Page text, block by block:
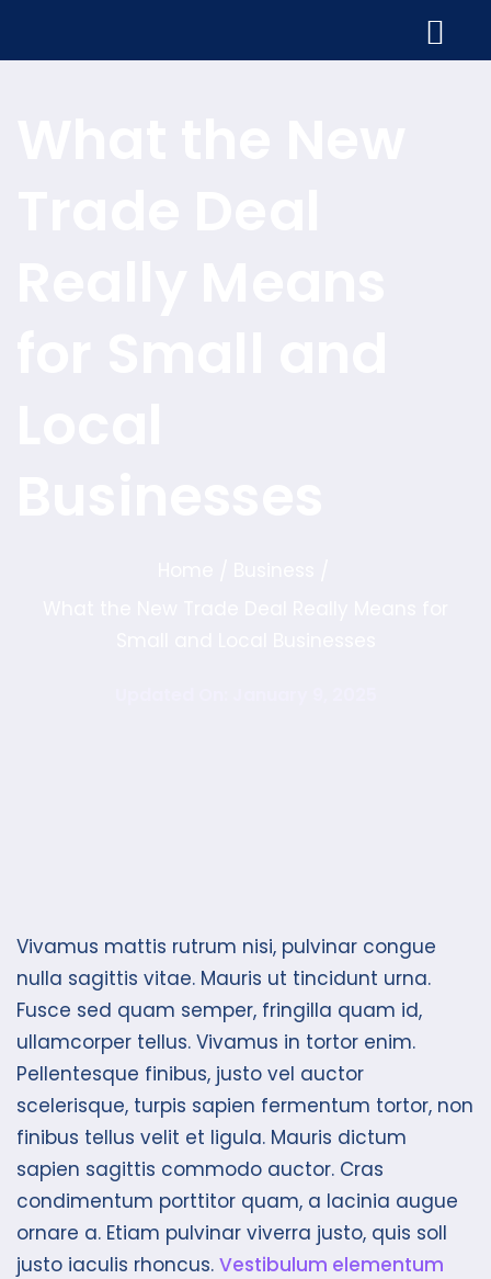
Vivamus mattis rutrum nisi, pulvinar congue
nulla sagittis vitae. Mauris ut tincidunt urna.
Fusce sed quam semper, fringilla quam id,
ullamcorper tellus. Vivamus in tortor enim.
Pellentesque finibus, justo vel auctor
scelerisque, turpis sapien fermentum tortor, non
finibus tellus velit et ligula. Mauris dictum
sapien sagittis commodo auctor. Cras
condimentum porttitor quam, a lacinia augue
ornare a. Etiam pulvinar viverra justo, quis soll
justo iaculis rhoncus. Vestibulum elementum